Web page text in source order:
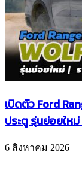
เปิดตัว Ford
ประตู รุ่นย่อยให
6 สิงหาคม 2026